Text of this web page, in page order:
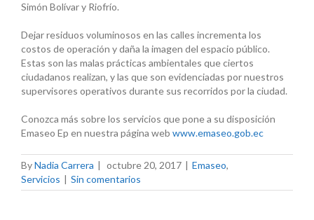
Simón Bolívar y Riofrío.
Dejar residuos voluminosos en las calles incrementa los
costos de operación y daña la imagen del espacio público.
Estas son las malas prácticas ambientales que ciertos
ciudadanos realizan, y las que son evidenciadas por nuestros
supervisores operativos durante sus recorridos por la ciudad.
Conozca más sobre los servicios que pone a su disposición
Emaseo Ep en nuestra página web www.emaseo.gob.ec
ByNadia Carrera | octubre 20, 2017 | Emaseo,
Servicios | Sin comentarios